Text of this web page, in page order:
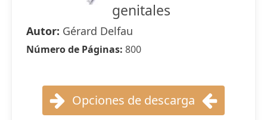
genitales
Autor: Gérard Delfau
Número de Páginas: 800
Opciones de descarga